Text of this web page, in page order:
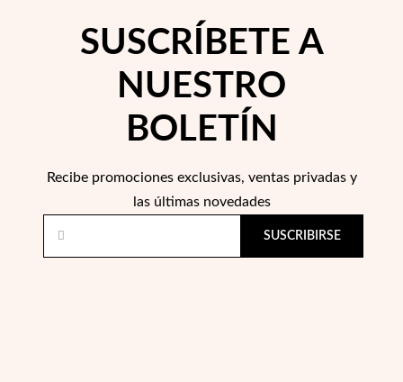
SUSCRÍBETE A
NUESTRO
BOLETÍN
Recibe promociones exclusivas, ventas privadas y
las últimas novedades
SUSCRIBIRSE